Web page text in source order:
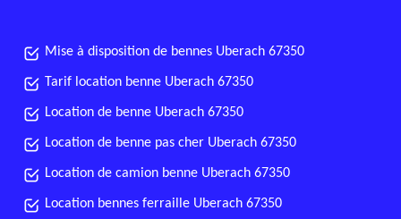
Mise à disposition de bennes Uberach 67350
Tarif location benne Uberach 67350
Location de benne Uberach 67350
Location de benne pas cher Uberach 67350
Location de camion benne Uberach 67350
Location bennes ferraille Uberach 67350